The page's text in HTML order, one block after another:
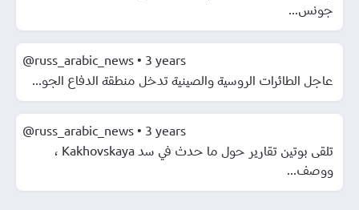
جونس...
@russ_arabic_news • 3 years
️عاجل الطائرات الروسية والصينية تدخل منطقة الدفاع الجو...
@russ_arabic_news • 3 years
️تلقى بوتين تقارير حول ما حدث في سد Kakhovskaya ،
ووصف...